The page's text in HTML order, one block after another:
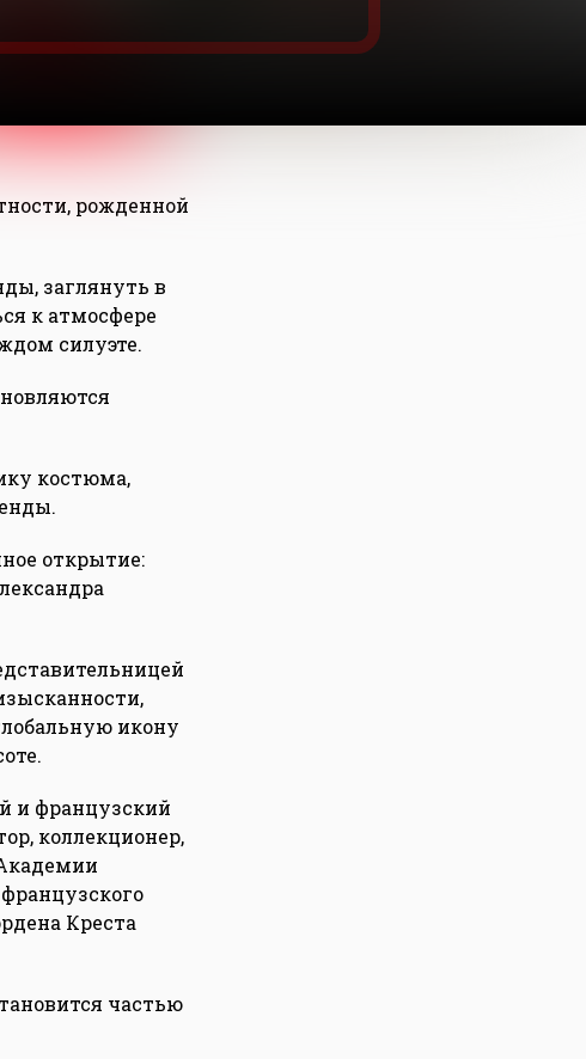
рожденной
заглянуть в
к атмосфере
силуэте.
костюма,
открытие:
икону
и французский
коллекционер,
Креста
частью